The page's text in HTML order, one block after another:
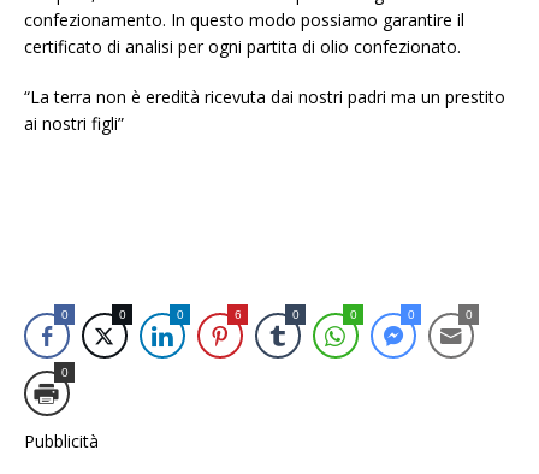
confezionamento. In questo modo possiamo garantire il
certificato di analisi per ogni partita di olio confezionato.
“La terra non è eredità ricevuta dai nostri padri ma un prestito
ai nostri figli”
0 0 0 6 0 0 0 0
0
Pubblicità